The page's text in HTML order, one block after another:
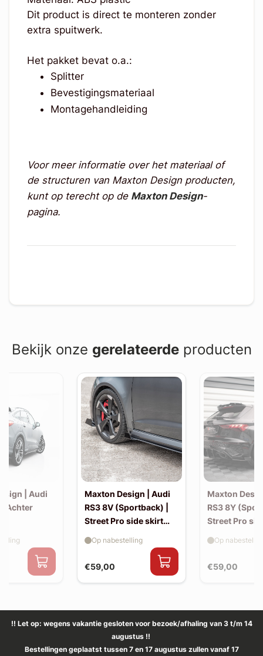
Dit product is direct te monteren zonder
extra spuitwerk.
Het pakket bevat o.a.:
Splitter
Bevestigingsmateriaal
Montagehandleiding
Voor meer informatie over het materiaal of
de structuren van Maxton Design producten,
kunt op terecht op de Maxton Design-
pagina.
Bekijk onze gerelateerdeproducten
| Audi
| Achter
Maxton Design | Audi
RS3 8V (Sportback) |
Street Pro side skirt
€59,00
Op nabestelling
Maxton
RS3 8Y
Street Pro
€59,00
Op
!! Let op: wegens vakantie gesloten voor bezoek/afhaling van 3 t/m 14
augustus !!
Bestellingen geplaatst tussen 7 en 17 augustus zullen vanaf 17